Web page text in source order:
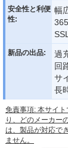
安全性と利便
性:
幅
新品の出品:
過
回
サ
長
免責事項: 本サイ
り、どのメーカー
は、製品が対応で
ません。